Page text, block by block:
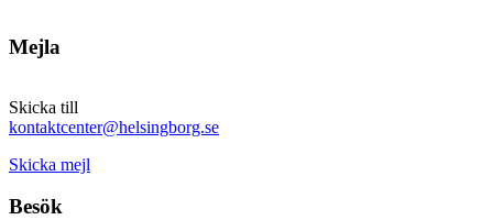
Mejla
Skicka till
kontaktcenter@helsingborg.se
Skicka mejl
Besök